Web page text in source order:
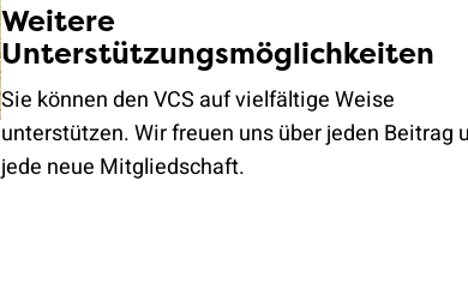
Weitere
Unterstützungsmöglichkeiten
Sie können den VCS auf vielfältige Weise
unterstützen. Wir freuen uns über jeden Beitrag
jede neue Mitgliedschaft.